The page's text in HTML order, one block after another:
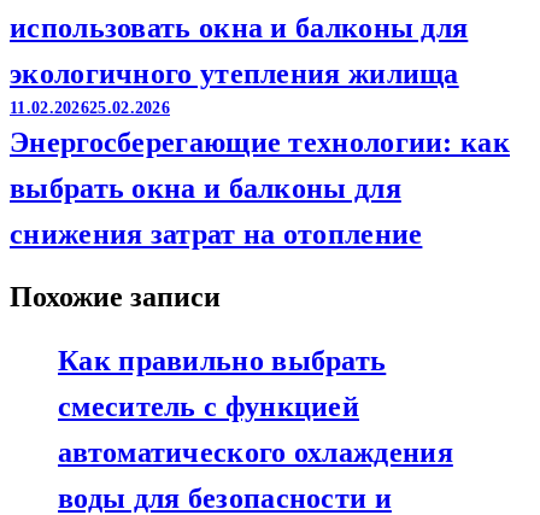
использовать окна и балконы для
экологичного утепления жилища
11.02.202625.02.2026
Энергосберегающие технологии: как
выбрать окна и балконы для
снижения затрат на отопление
Похожие записи
Как правильно выбрать
смеситель с функцией
автоматического охлаждения
воды для безопасности и